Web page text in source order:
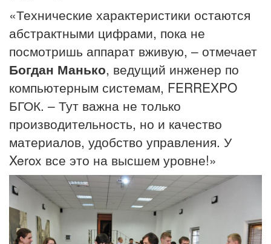
«Технические характеристики остаются
абстрактными цифрами, пока не
посмотришь аппарат вживую, – отмечает
Богдан Манько, ведущий инженер по
компьютерным системам, FERREXPO
БГОК. – Тут важна не только
производительность, но и качество
материалов, удобство управления. У
Xerox все это на высшем уровне!»